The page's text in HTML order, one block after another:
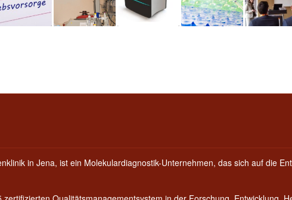
in Jena, ist ein Molekulardiagnostik-Unternehmen, das sich auf die